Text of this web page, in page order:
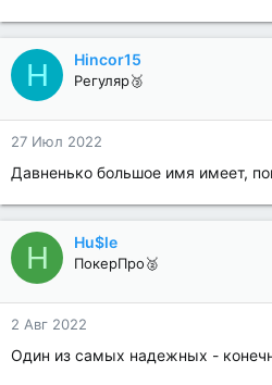
H Hincor15
Регуляр🥉
27 Июл 2022
Давненько большое имя имеет,
H Hu$le
ПокерПро🥈
2 Авг 2022
Один из самых надежных -